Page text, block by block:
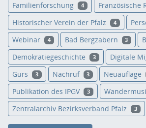
Familienforschung 4 Französische
Historischer Verein der Pfalz 4
Webinar 4 Bad Bergzabern 3
Demokratiegeschichte 3 Digitale
Gurs 3 Nachruf 3 Neuauflage
Publikation des IPGV 3
Zentralarchiv Bezirksverband Pfalz 3